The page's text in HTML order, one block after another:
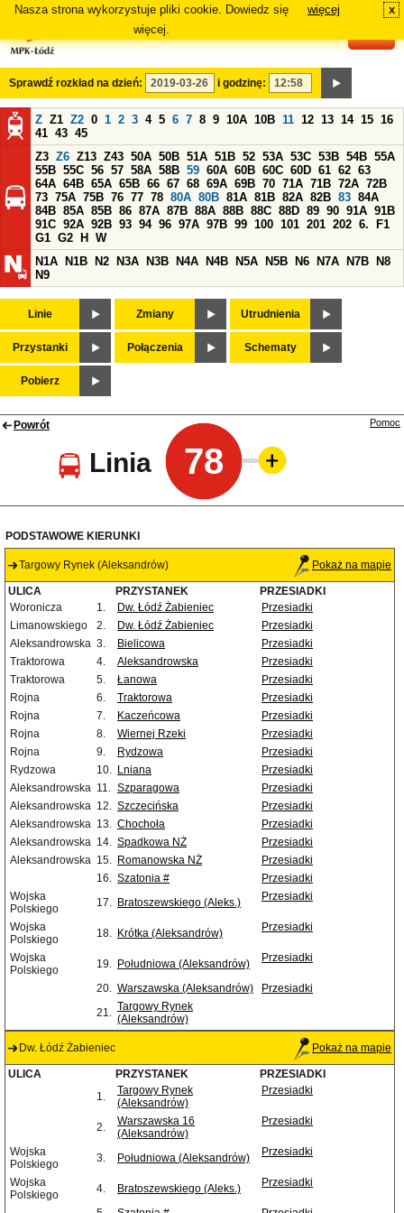
Nasza strona wykorzystuje pliki cookie. Dowiedz się
więcej.
więcej x
Sprawdź rozkład na dzień: i godzinę:
Z Z1 Z2 0 1 2 3 4 5 6 7 8 9 10A 10B 11 12 13 14 15 16
41 43 45
Z3 Z6 Z13 Z43 50A 50B 51A 51B 52 53A 53C 53B 54B 55A
55B 55C 56 57 58A 58B 59 60A 60B 60C 60D 61 62 63
64A 64B 65A 65B 66 67 68 69A 69B 70 71A 71B 72A 72B
73 75A 75B 76 77 78 80A 80B 81A 81B 82A 82B 83 84A
84B 85A 85B 86 87A 87B 88A 88B 88C 88D 89 90 91A 91B
91C 92A 92B 93 94 96 97A 97B 99 100 101 201 202 6.
F1
G1 G2 H
W
N1A
N1B N2 N3A N3B N4A N4B N5A N5B N6 N7A N7B
N8
N9
Linie Zmiany Utrudnienia
Przystanki Połączenia Schematy
Pobierz
Powrót
Linia 78
Pomoc
PODSTAWOWE KIERUNKI
Targowy Rynek (Aleksandrów) Pokaż na mapie
ULICA PRZYSTANEK
PRZESIADKI
Woronicza
1. Dw. Łódź Żabieniec
Przesiadki
Limanowskiego
2. Dw. Łódź Żabieniec
Przesiadki
Aleksandrowska 3. Bielicowa
Przesiadki
Traktorowa
4. Aleksandrowska
Przesiadki
Traktorowa
5. Łanowa
Przesiadki
Rojna
6. Traktorowa
Przesiadki
Rojna
7. Kaczeńcowa
Przesiadki
Rojna
8. Wiernej Rzeki
Przesiadki
Rojna
9. Rydzowa
Przesiadki
Rydzowa
10. Lniana
Przesiadki
Aleksandrowska 11. Szparagowa
Przesiadki
Aleksandrowska 12. Szczecińska
Przesiadki
Aleksandrowska 13. Chochoła
Przesiadki
Aleksandrowska 14. Spadkowa NŻ
Przesiadki
Aleksandrowska 15. Romanowska NŻ
Przesiadki
16. Szatonia #
Przesiadki
Wojska
Polskiego
17. Bratoszewskiego (Aleks.) Przesiadki
Wojska
Polskiego
18. Krótka (Aleksandrów) Przesiadki
Wojska
Polskiego
19. Południowa (Aleksandrów) Przesiadki
20. Warszawska (Aleksandrów)
Przesiadki
21. Targowy Rynek
(Aleksandrów)
Dw. Łódź Żabieniec Pokaż na mapie
ULICA PRZYSTANEK
PRZESIADKI
1.
Targowy Rynek
(Aleksandrów)
Przesiadki
2.
Warszawska 16
(Aleksandrów)
Przesiadki
Wojska
Polskiego
3. Południowa (Aleksandrów) Przesiadki
Wojska
Polskiego
4. Bratoszewskiego (Aleks.) Przesiadki